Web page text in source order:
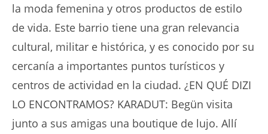
la moda femenina y otros productos de estilo
de vida. Este barrio tiene una gran relevancia
cultural, militar e histórica, y es conocido por su
cercanía a importantes puntos turísticos y
centros de actividad en la ciudad. ¿EN QUÉ DIZI
LO ENCONTRAMOS? KARADUT: Begün visita
junto a sus amigas una boutique de lujo. Allí